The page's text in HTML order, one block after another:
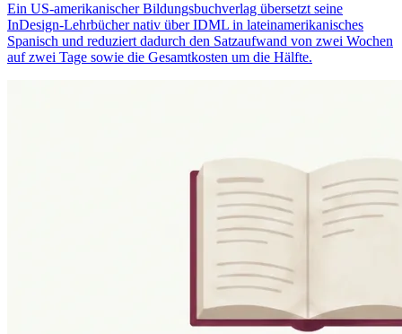
Ein US-amerikanischer Bildungsbuchverlag übersetzt seine
InDesign-Lehrbücher nativ über IDML in lateinamerikanisches
Spanisch und reduziert dadurch den Satzaufwand von zwei Wochen
auf zwei Tage sowie die Gesamtkosten um die Hälfte.